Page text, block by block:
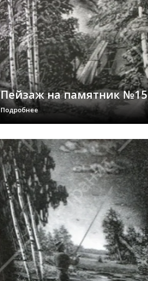
Пейзаж на памятник №15
Подробнее